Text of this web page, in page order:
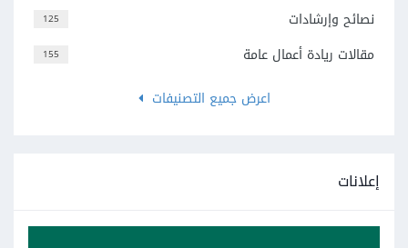
125 نصائح وإرشادات
155
مقالات ريادة أعمال عامة
اعرض جميع التصنيفات
إعلانات